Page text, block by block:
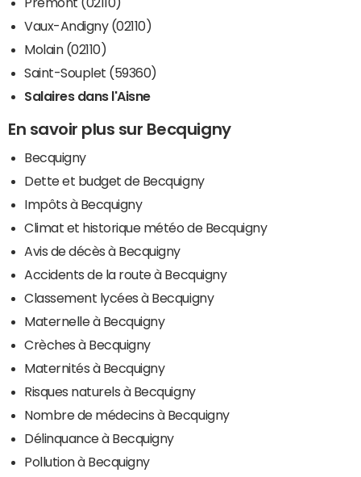
Vaux-Andigny (02110)
Molain (02110)
Saint-Souplet (59360)
Salaires dans l'Aisne
En savoir plus sur Becquigny
Becquigny
Dette et budget de Becquigny
Impôts à Becquigny
Climat et historique météo de Becquigny
Avis de décès à Becquigny
Accidents de la route à Becquigny
Classement lycées à Becquigny
Maternelle à Becquigny
Crèches à Becquigny
Maternités à Becquigny
Risques naturels à Becquigny
Nombre de médecins à Becquigny
Délinquance à Becquigny
Pollution à Becquigny